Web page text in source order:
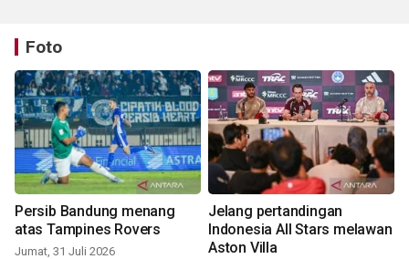
Foto
Persib Bandung menang
atas Tampines Rovers
Jumat, 31 Juli 2026
Jelang pertandingan
Indonesia All Stars melawan
Aston Villa